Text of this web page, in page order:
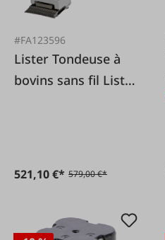
#FA123596
Lister Tondeuse à
bovins sans fil Lister
521,10 €* 579,00 €*